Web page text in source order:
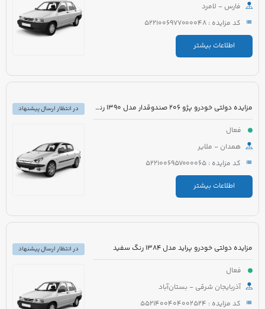
فارس - لامرد
کد مزایده : 5221006977000048
اطلاعات بیشتر
مزایده دولتی خودرو پژو 206 صندوقدار مدل 1390 رنگ سفید روغنی
فعال
همدان - ملایر
کد مزایده : 5221006957000065
اطلاعات بیشتر
در انتظار ارسال پیشنهاد
مزایده دولتی خودرو پراید مدل 1384 رنگ سفید
فعال
آذربایجان شرقی - بستان‌آباد
کد مزایده : 5521400404002524
در انتظار ارسال پیشنهاد